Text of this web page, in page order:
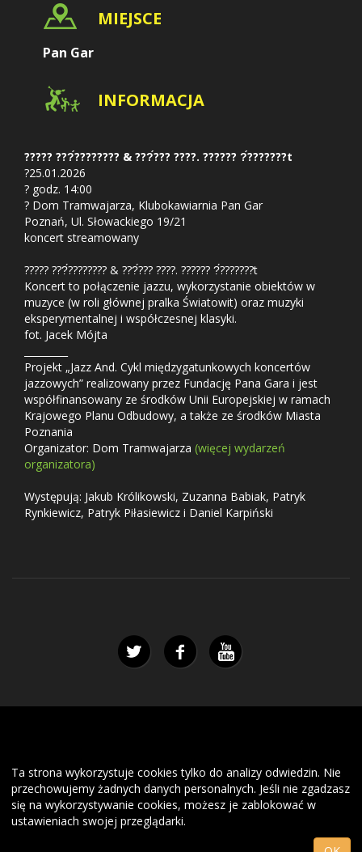
MIEJSCE
Pan Gar
INFORMACJA
????? ???́???????? & ???́??? ????. ?????? ?́???????t
?25.01.2026
? godz. 14:00
? Dom Tramwajarza, Klubokawiarnia Pan Gar
Poznań, Ul. Słowackiego 19/21
koncert streamowany
????? ???́???????? & ???́??? ????. ?????? ?́???????t
Koncert to połączenie jazzu, wykorzystanie obiektów w
muzyce (w roli głównej pralka Światowit) oraz muzyki
eksperymentalnej i współczesnej klasyki.
fot. Jacek Mójta
Projekt „Jazz And. Cykl międzygatunkowych koncertów
jazzowych” realizowany przez Fundację Pana Gara i jest
współfinansowany ze środków Unii Europejskiej w ramach
Krajowego Planu Odbudowy, a także ze środków Miasta
Poznania
Organizator: Dom Tramwajarza (więcej wydarzeń
organizatora)
Występują: Jakub Królikowski, Zuzanna Babiak, Patryk
Rynkiewicz, Patryk Piłasiewicz i Daniel Karpiński
Ta strona wykorzystuje cookies tylko do analizy odwiedzin. Nie
przechowujemy żadnych danych personalnych. Jeśli nie zgadzasz
się na wykorzystywanie cookies, możesz je zablokować w
ustawieniach swojej przeglądarki.